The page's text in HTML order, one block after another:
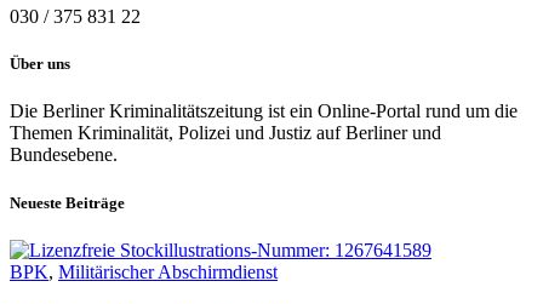
030 / 375 831 22
Über uns
Die Berliner Kriminalitätszeitung ist ein Online-Portal rund um die
Themen Kriminalität, Polizei und Justiz auf Berliner und
Bundesebene.
Neueste Beiträge
BPK, Militärischer Abschirmdienst